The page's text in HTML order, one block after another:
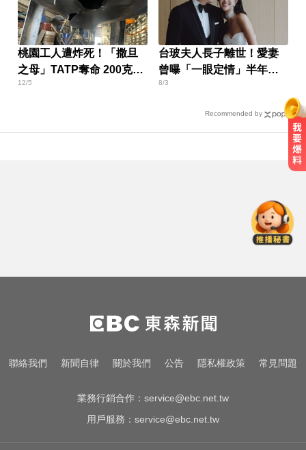
桃園工人遭炸死！「撒旦
之母」TATP奪命 200克就
能毀客機
12/5
台玻夫人長子離世！愛妻
曾曝「一眼定情」半年就
定終身
8/3
Recommended by
股每日最長交易23小時
股民嗨爆！0050股息今發放 1情況
恐被扣二代健保
出國注意！2國拒台人入境、扣護照
聯絡我們 新聞自律 關於我們 公告 隱私權政策 常見問題
業務行銷合作： service@ebc.net.tw
用戶服務： service@ebc.net.tw